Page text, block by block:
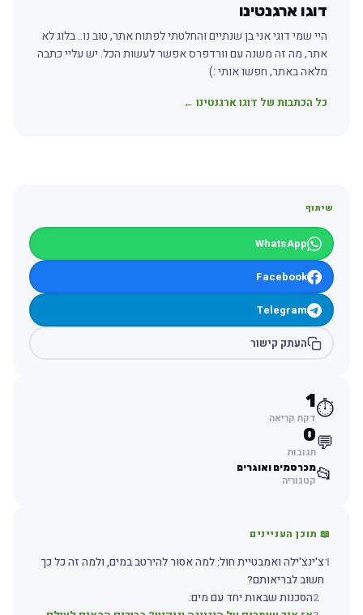
דוגו ארגנטינו
היי שמי דוגי אני בן שנתיים והחלטתי לפתוח אתר, טוב נו.. בלוג לא
אתר, מה זה משנה עם וורדפרס אפשר לעשות הכל. יש עליי כתבה
מלאה באתר, חפשו אותי :)
כל הכתבות של דוגו ארגנטינו ←
שיתוף
WhatsApp
Facebook
Telegram
העתק קישור
⏱️
1
דקת קריאה
💬
0
תגובות
📂מכרסמים ואוגרים
קטגוריה
📖 תוכן העניינים
צ'ינצ'ילה ואמבטיית חול: למה אסור להירטב במים, ולמה זה כל כך
חשוב לבריאותם?
2הסכנות שבאות יחד עם מים: